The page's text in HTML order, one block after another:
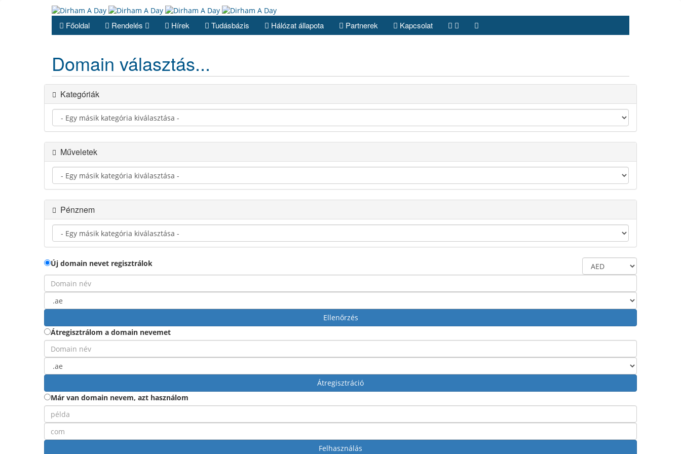
Főoldal Rendelés Hírek Tudásbázis Hálózat állapota Partnerek Kapcsolat
Domain választás...
Kategóriák
Műveletek
Pénznem
Új domain nevet regisztrálok
Ellenőrzés
Átregisztrálom a domain nevemet
Átregisztráció
Már van domain nevem, azt használom
Felhasználás